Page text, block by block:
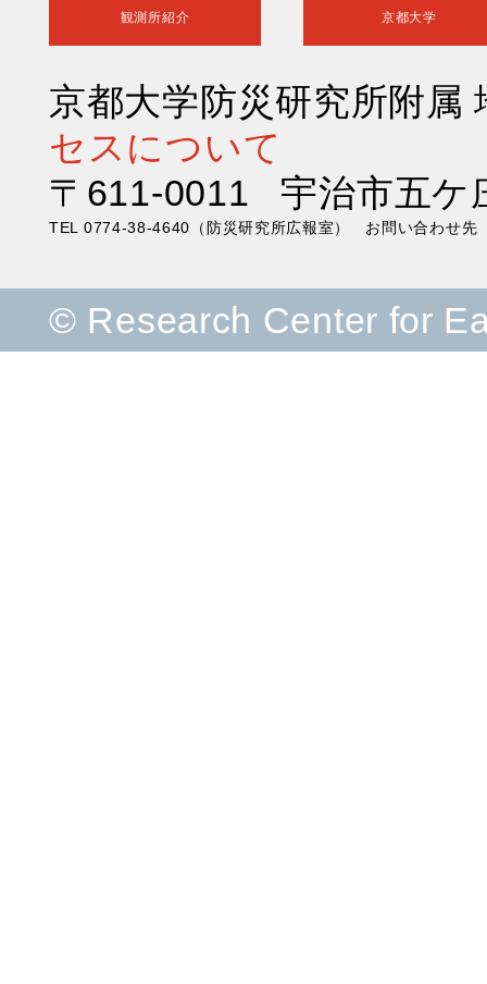
観測所紹介 京都大学
京都大学防災研究所附
セスについて
〒611-0011 宇治市五ケ
TEL 0774-38-4640（防災研究所広報室） お問い合わせ先
© Research Center for